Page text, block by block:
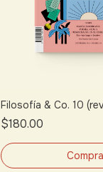
Filosofía & Co. 10
$180.00